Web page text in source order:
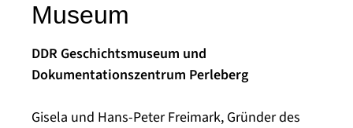
Museum
DDR Geschichtsmuseum und
Dokumentationszentrum Perleberg
Gisela und Hans-Peter Freimark, Gründer des